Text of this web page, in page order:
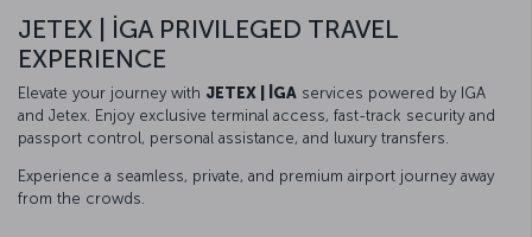
JETEX | İGA PRIVILEGED TRAVEL
EXPERIENCE
Elevate your journey with JETEX | İGA services powered by IGA
and Jetex. Enjoy exclusive terminal access, fast-track security and
passport control, personal assistance, and luxury transfers.
Experience a seamless, private, and premium airport journey away
from the crowds.